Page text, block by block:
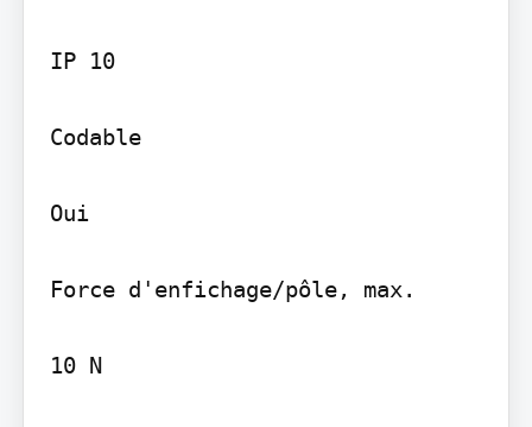
IP 10
Codable
Oui
Force d'enfichage/pôle, max.
10 N